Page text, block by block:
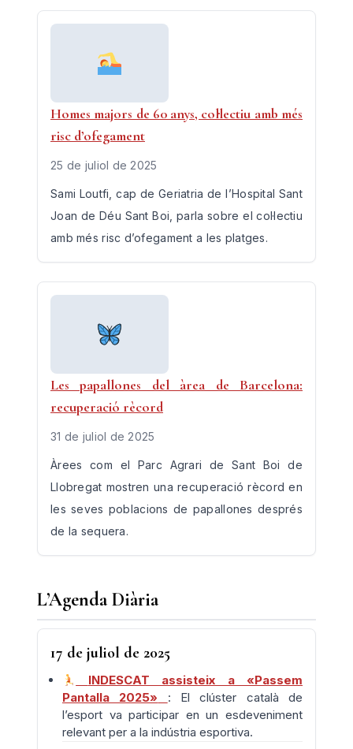
Homes majors de 60 anys, col·lectiu amb més
risc d’ofegament
25 de juliol de 2025
Sami Loutfi, cap de Geriatria de l’Hospital Sant
Joan de Déu Sant Boi, parla sobre el col·lectiu
amb més risc d’ofegament a les platges.
Les papallones del àrea de Barcelona:
recuperació rècord
31 de juliol de 2025
Àrees com el Parc Agrari de Sant Boi de
Llobregat mostren una recuperació rècord en
les seves poblacions de papallones després
de la sequera.
L’Agenda Diària
17 de juliol de 2025
INDESCAT assisteix a «Passem
Pantalla 2025»
: El clúster català de
l’esport va participar en un esdeveniment
relevant per a la indústria esportiva.